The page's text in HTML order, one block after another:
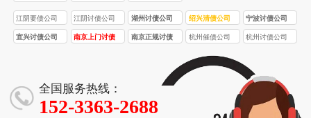
司
江阴要债公司 江阴讨债公司 湖州讨债公司 绍兴清债公司 宁波讨债公司
宜兴讨债公司
南京上门讨债
南京正规讨债
杭州催债公司 杭州讨债公司
全国服务热线：
152-3363-2688